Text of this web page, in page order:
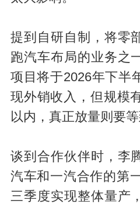
提到自研自制，将零
跑汽车布局的业务之
项目将于2026年下半
现外销收入，但规模
以内，真正放量则要等
谈到合作伙伴时，李
汽车和一汽合作的第
三季度实现整体量产